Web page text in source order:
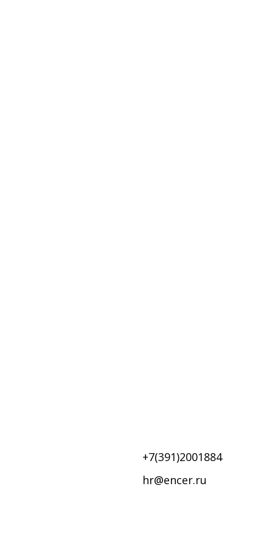
+7(391)2001884
hr@encer.ru